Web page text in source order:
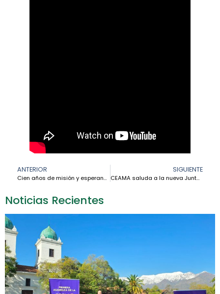
Noticias Recientes
ANTERIOR
Cien años de misión y esperanza: el servicio de las Franciscanas Misioneras de María en la Amazonía peruana
SIGUIENTE
CEAMA saluda a la nueva Junta Directiva de la Conferencia Ecuatoriana de Religiosas y Religiosos (CER)